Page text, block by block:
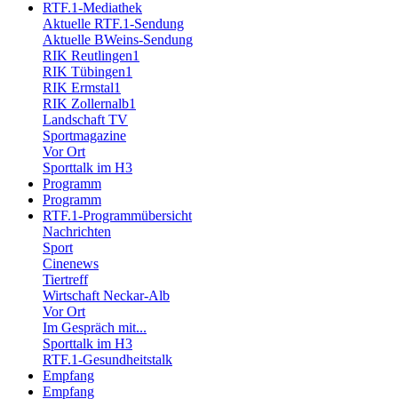
RTF.1-Mediathek
Aktuelle RTF.1-Sendung
Aktuelle BWeins-Sendung
RIK Reutlingen1
RIK Tübingen1
RIK Ermstal1
RIK Zollernalb1
Landschaft TV
Sportmagazine
Vor Ort
Sporttalk im H3
Programm
Programm
RTF.1-Programmübersicht
Nachrichten
Sport
Cinenews
Tiertreff
Wirtschaft Neckar-Alb
Vor Ort
Im Gespräch mit...
Sporttalk im H3
RTF.1-Gesundheitstalk
Empfang
Empfang